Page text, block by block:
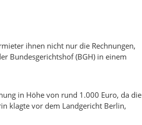
ihnen nicht nur die Rechnungen,
Bundesgerichtshof (BGH) in einem
in Höhe von rund 1.000 Euro, da die
klagte vor dem Landgericht Berlin,